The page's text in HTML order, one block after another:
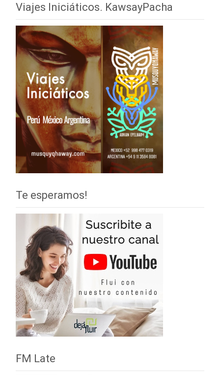
Viajes Iniciáticos. KawsayPacha
Te esperamos!
FM Late